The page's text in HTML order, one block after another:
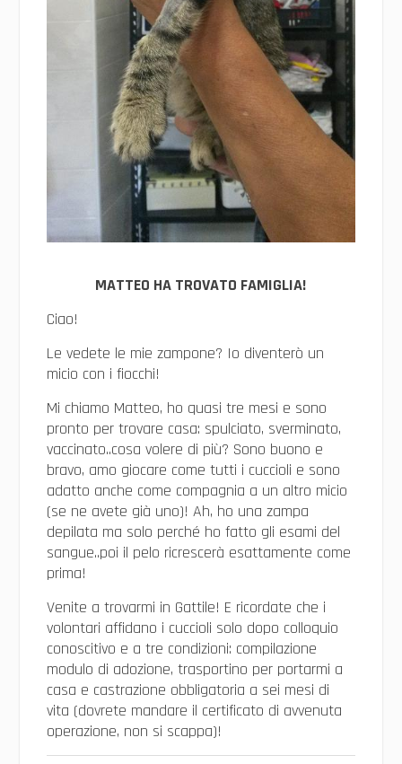
MATTEO HA TROVATO FAMIGLIA!
Ciao!
Le vedete le mie zampone? Io diventerò un
micio con i fiocchi!
Mi chiamo Matteo, ho quasi tre mesi e sono
pronto per trovare casa: spulciato, sverminato,
vaccinato..cosa volere di più? Sono buono e
bravo, amo giocare come tutti i cuccioli e sono
adatto anche come compagnia a un altro micio
(se ne avete già uno)! Ah, ho una zampa
depilata ma solo perché ho fatto gli esami del
sangue..poi il pelo ricrescerà esattamente come
prima!
Venite a trovarmi in Gattile! E ricordate che i
volontari affidano i cuccioli solo dopo colloquio
conoscitivo e a tre condizioni: compilazione
modulo di adozione, trasportino per portarmi a
casa e castrazione obbligatoria a sei mesi di
vita (dovrete mandare il certificato di avvenuta
operazione, non si scappa)!